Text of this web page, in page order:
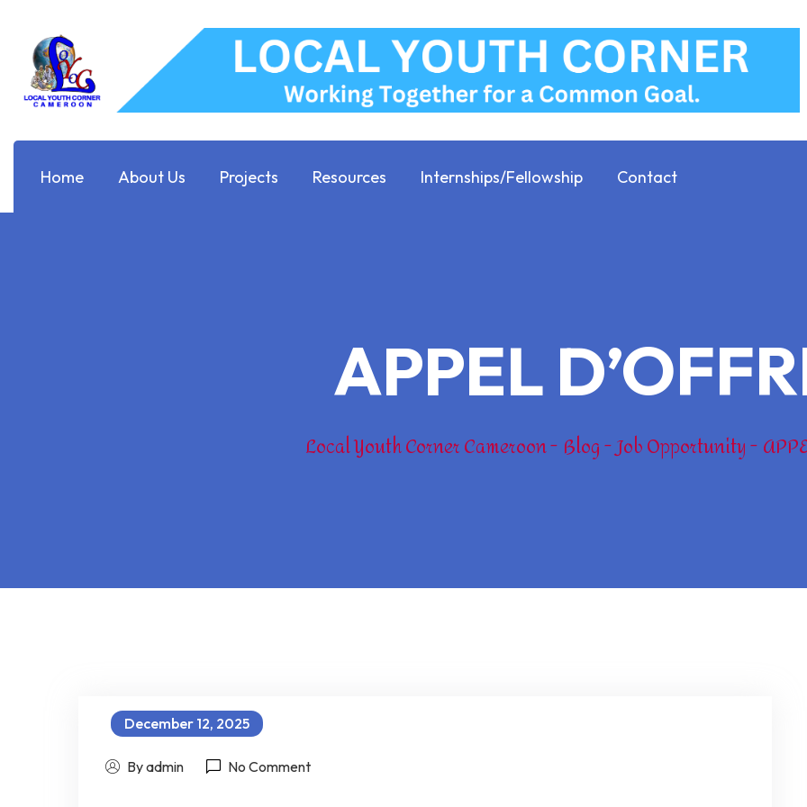
Home About Us Projects Resources Internships/Fellowship Contact
APPEL
Local Youth Corner Cameroon Blog Job Opportunity
December 12, 2025
By admin No Comment